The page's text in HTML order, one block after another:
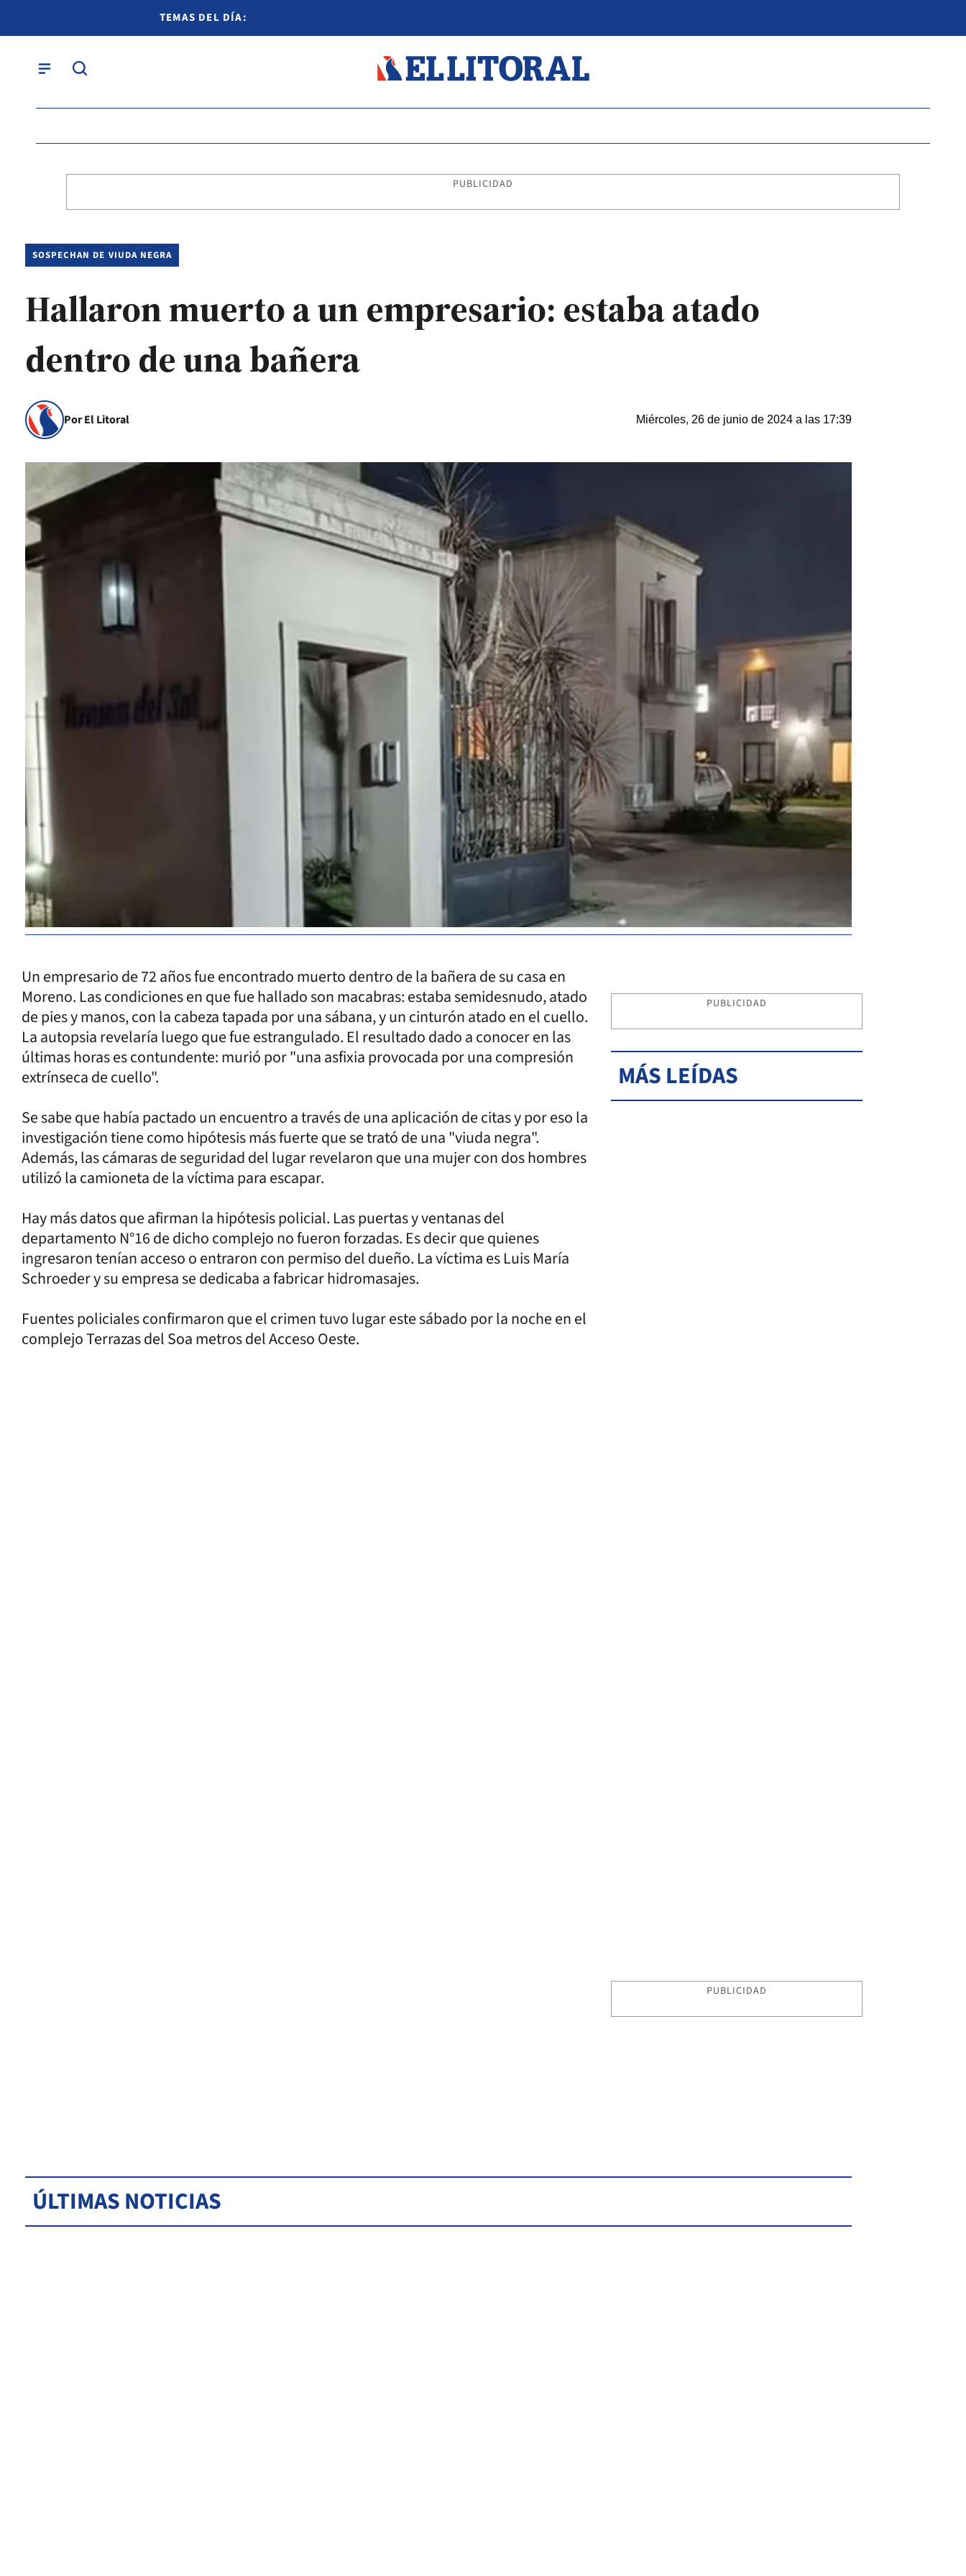
TEMAS DEL DÍA:
PUBLICIDAD
SOSPECHAN DE VIUDA NEGRA
Hallaron muerto a un empresario: estaba atado
dentro de una bañera
Por El Litoral Miércoles, 26 de junio de 2024 a las 17:39
Un empresario de 72 años fue encontrado muerto dentro de la bañera de su casa en
Moreno. Las condiciones en que fue hallado son macabras: estaba semidesnudo, atado
de pies y manos, con la cabeza tapada por una sábana, y un cinturón atado en el cuello.
La autopsia revelaría luego que fue estrangulado. El resultado dado a conocer en las
últimas horas es contundente: murió por "una asfixia provocada por una compresión
extrínseca de cuello".
Se sabe que había pactado un encuentro a través de una aplicación de citas y por eso la
investigación tiene como hipótesis más fuerte que se trató de una "viuda negra".
Además, las cámaras de seguridad del lugar revelaron que una mujer con dos hombres
utilizó la camioneta de la víctima para escapar.
Hay más datos que afirman la hipótesis policial. Las puertas y ventanas del
departamento N°16 de dicho complejo no fueron forzadas. Es decir que quienes
ingresaron tenían acceso o entraron con permiso del dueño. La víctima es Luis María
Schroeder y su empresa se dedicaba a fabricar hidromasajes.
Fuentes policiales confirmaron que el crimen tuvo lugar este sábado por la noche en el
complejo Terrazas del Soa metros del Acceso Oeste.
PUBLICIDAD
MÁS LEÍDAS
PUBLICIDAD
ÚLTIMAS NOTICIAS